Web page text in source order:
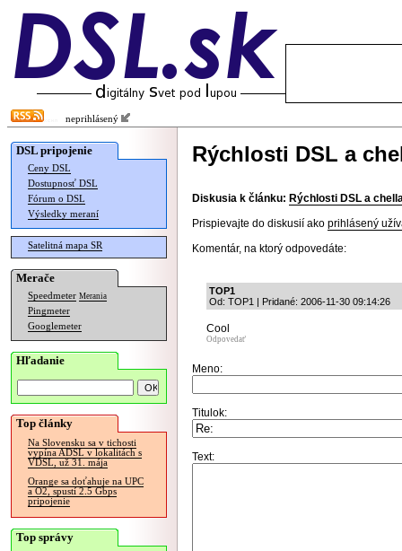
neprihlásený
DSL pripojenie
Ceny DSL
Dostupnosť DSL
Fórum o DSL
Výsledky meraní
Satelitná mapa SR
Merače
Speedmeter Merania
Pingmeter
Googlemeter
Hľadanie
Top články
Na Slovensku sa v tichosti
vypína ADSL v lokalitách s
VDSL, už 31. mája
Orange sa doťahuje na UPC
a O2, spustí 2.5 Gbps
pripojenie
Top správy
Rýchlosti DSL a
Diskusia k článku: Rýchlosti DSL a
Prispievajte do diskusií ako prihlásený
Komentár, na ktorý odpovedáte:
TOP1
Od: TOP1 | Pridané: 2006-11-30 09:14:26
Cool
Odpovedať
Meno:
Titulok:
Text: